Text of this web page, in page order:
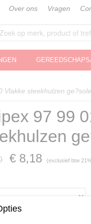
Over ons Vragen
Vlakke steekhulzen
97 99
€ 8,18 (exclusief btw